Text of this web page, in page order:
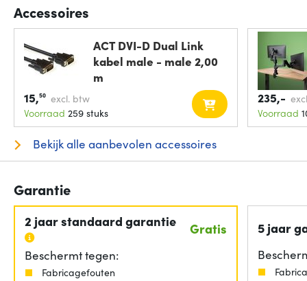
Accessoires
ACT DVI-D Dual Link
kabel male - male 2,00
m
15,50 excl. btw
Voorraad 259 stuks
235,-
Voorraad
Bekijk alle aanbevolen accessoires
Garantie
2 jaar standaard garantie Gratis
Beschermt tegen:
Fabricagefouten
5 jaar